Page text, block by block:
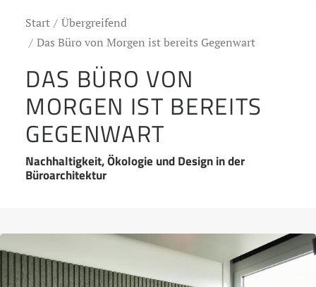
Start
Übergreifend
Das Büro von Morgen ist bereits Gegenwart
DAS BÜRO VON
MORGEN IST BEREITS
GEGENWART
Nachhaltigkeit, Ökologie und Design in der
Büroarchitektur